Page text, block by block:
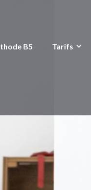
B5 Tarifs